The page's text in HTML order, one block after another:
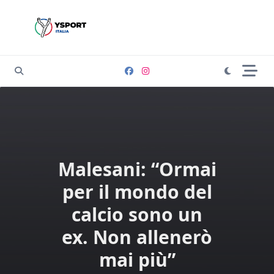
Malesani: “Ormai
per il mondo del
calcio sono un
ex. Non allenerò
mai più”